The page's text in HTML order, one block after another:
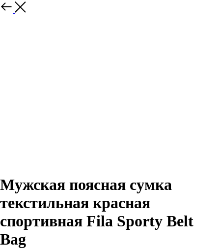
Назад
Мужская поясная сумка
текстильная красная
спортивная Fila Sporty Belt
Bag